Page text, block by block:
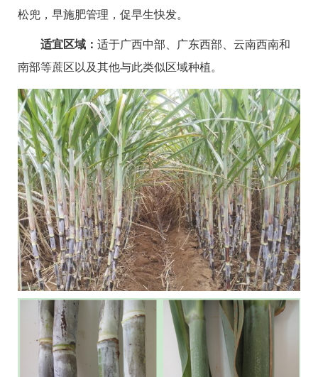
松兜，早施肥管理，促早生快发。
适宜区域： 适于广西中部、广东西部、云南西南和
南部等蔗区以及其他与此类似区域种植。